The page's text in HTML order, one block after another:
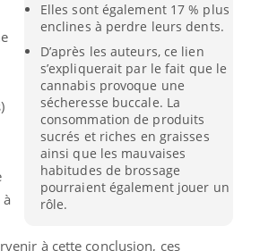
Elles sont également 17 % plus
enclines à perdre leurs dents.
D’après les auteurs, ce lien
s’expliquerait par le fait que le
cannabis provoque une
sécheresse buccale. La
consommation de produits
sucrés et riches en graisses
ainsi que les mauvaises
habitudes de brossage
pourraient également jouer un
rôle.
à cette conclusion, ces